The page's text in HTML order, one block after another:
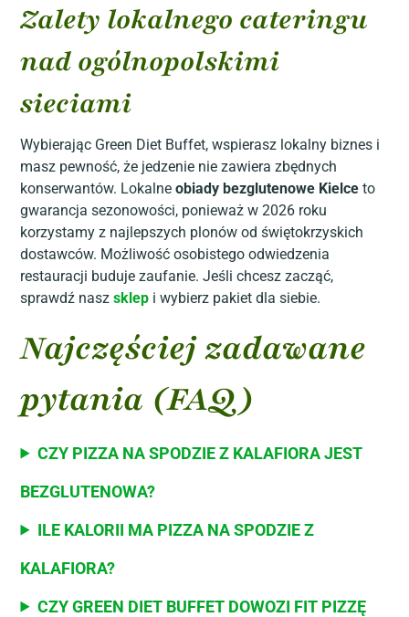
Zalety lokalnego cateringu
nad ogólnopolskimi
sieciami
Wybierając Green Diet Buffet, wspierasz lokalny biznes i
masz pewność, że jedzenie nie zawiera zbędnych
konserwantów. Lokalneobiady bezglutenowe Kielce to
gwarancja sezonowości, ponieważ w 2026 roku
korzystamy z najlepszych plonów od świętokrzyskich
dostawców. Możliwość osobistego odwiedzenia
restauracji buduje zaufanie. Jeśli chcesz zacząć,
sprawdź naszsklep i wybierz pakiet dla siebie.
Najczęściej zadawane
pytania (FAQ)
CZY PIZZA NA SPODZIE Z KALAFIORA JEST
BEZGLUTENOWA?
ILE KALORII MA PIZZA NA SPODZIE Z
KALAFIORA?
CZY GREEN DIET BUFFET DOWOZI FIT PIZZĘ